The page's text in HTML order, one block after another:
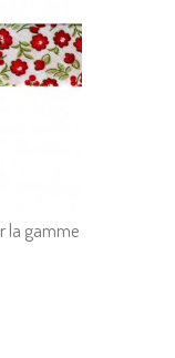
la gamme